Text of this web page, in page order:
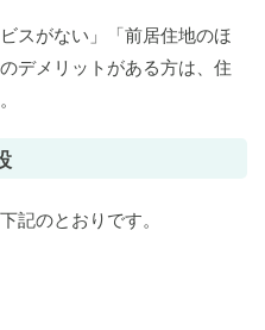
スがない」「前居住地のほ
デメリットがある方は、住
記のとおりです。